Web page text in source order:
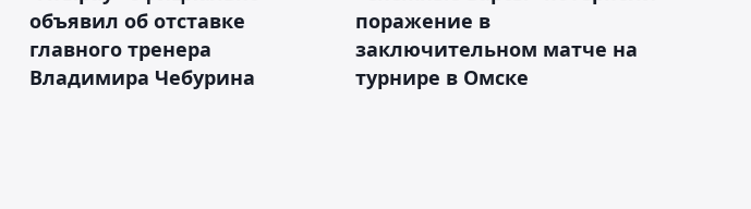
объявил об отставке
главного тренера
Владимира Чебурина
поражение в
заключительном матче на
турнире в Омске